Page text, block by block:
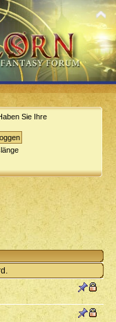
Haben Sie Ihre